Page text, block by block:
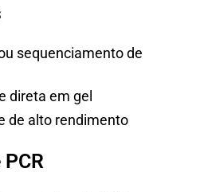
sequenciamento de
direta em gel
de alto rendimento